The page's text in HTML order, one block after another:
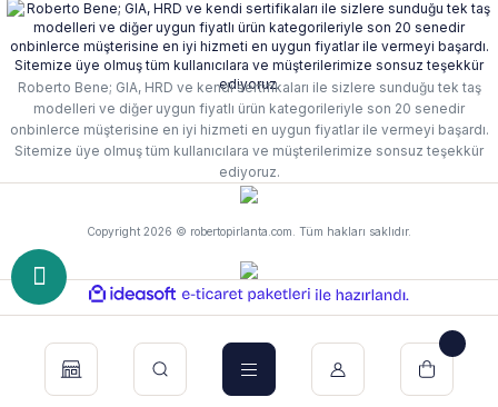
Roberto Bene; GIA, HRD ve kendi sertifikaları ile sizlere sunduğu tek taş
modelleri ve diğer uygun fiyatlı ürün kategorileriyle son 20 senedir
onbinlerce müşterisine en iyi hizmeti en uygun fiyatlar ile vermeyi başardı.
Sitemize üye olmuş tüm kullanıcılara ve müşterilerimize sonsuz teşekkür
ediyoruz.
Copyright 2026 © robertopirlanta.com. Tüm hakları saklıdır.
ideasoft
e-
ticaret
hazırlandı.